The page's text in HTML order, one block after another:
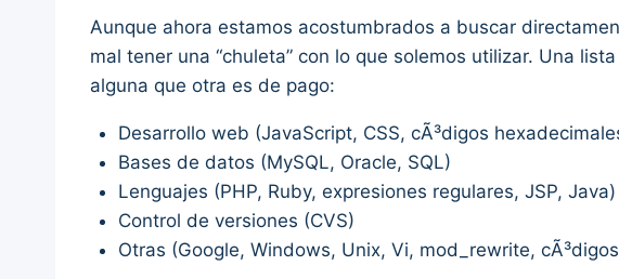
Aunque ahora estamos acostumbrados a buscar
mal tener una “chuleta” con lo que solemos utilizar. Una
alguna que otra es de pago:
Desarrollo web (JavaScript, CSS, cÃ³digos
Bases de datos (MySQL, Oracle, SQL)
Lenguajes (PHP, Ruby, expresiones regulares, JSP, Java)
Control de versiones (CVS)
Otras (Google, Windows, Unix, Vi, mod_rewrite,